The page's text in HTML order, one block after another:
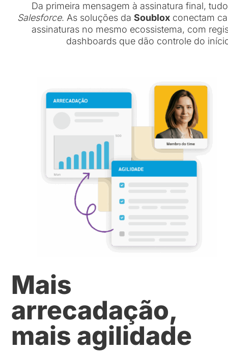
Da primeira mensagem à assinatura final,
Salesforce. As soluções da Soubloxconectam
assinaturas no mesmo ecossistema, com
dashboards que dão controle do
Mais
arrecadação,
mais agilidade